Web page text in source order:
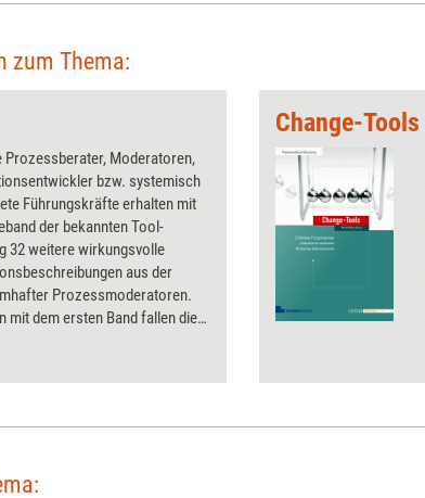
zum Thema:
Prozessberater, Moderatoren,
bzw. systemisch
Führungskräfte erhalten mit
der bekannten Tool-
32 weitere wirkungsvolle
aus der
Prozessmoderatoren.
mit dem ersten Band fallen die
Visualisierungen dargestellt.
Change-Tools